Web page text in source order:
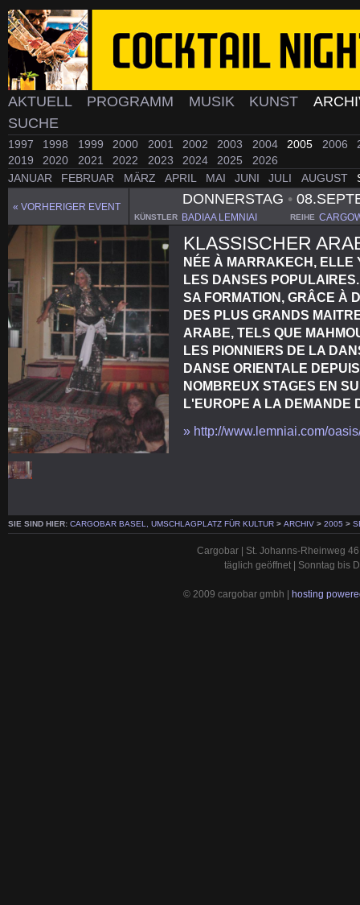
AKTUELL PROGRAMM MUSIK KUNST
SUCHE
1997 1998 1999 2000 2001 2002 2003 2004 2005 2006
2019
2020 2021 2022 2023 2024 2025
2026
JANUAR
FEBRUAR MÄRZ APRIL MAI JUNI JULI AUGUST
« VORHERIGER EVENT
DONNERSTAG •
KÜNSTLER BADIAA LEMNIAI REIHE
KLASSISCHER
NÉE À MARRAKECH, ELLE
LES DANSES
SA FORMATION, GRÂCE À
DES PLUS GRANDS
ARABE, TELS QUE
LES PIONNIERS DE LA
DANSE ORIENTALE
NOMBREUX STAGES EN
L'EUROPE A LA DEMANDE
» http://www.lemniai.com/
SIE SIND HIER: CARGOBAR BASEL, UMSCHLAGPLATZ FÜR KULTUR > ARCHIV > 2005 >
Cargobar | St. Johanns-Rheinweg
täglich geöffnet | Sonntag bis
© 2009 cargobar gmbh | hosting